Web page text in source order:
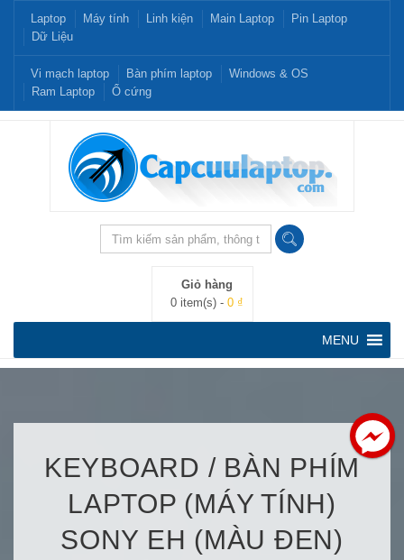
Laptop Máy tính Linh kiện Main Laptop
Pin Laptop
Dữ Liệu
Vi mạch laptop Bàn phím laptop
Windows & OS
Ram Laptop
Ổ cứng
Giỏ hàng
0 item(s) - 0 ₫
KEYBOARD / BÀN PHÍM
LAPTOP (MÁY TÍNH)
SONY EH (MÀU ĐEN)